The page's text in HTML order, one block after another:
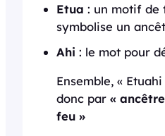
Etua : un motif de
symbolise un
Ahi : le mot pour
Ensemble, «
donc par «
feu »